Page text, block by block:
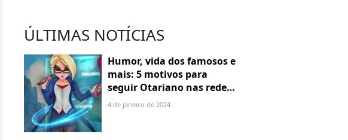
ÚLTIMAS NOTÍCIAS
Humor, vida dos famosos e
mais: 5 motivos para
seguir Otariano nas redes
sociais
4 de janeiro de 2024